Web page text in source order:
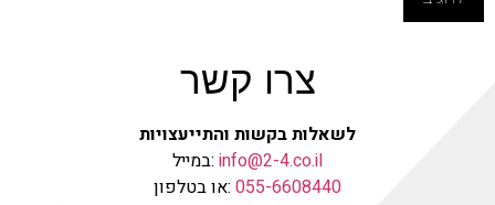
צרו קשר
לשאלות בקשות והתייעצויות
info@2-4.co.il :במייל
055-6608440 :או בטלפון